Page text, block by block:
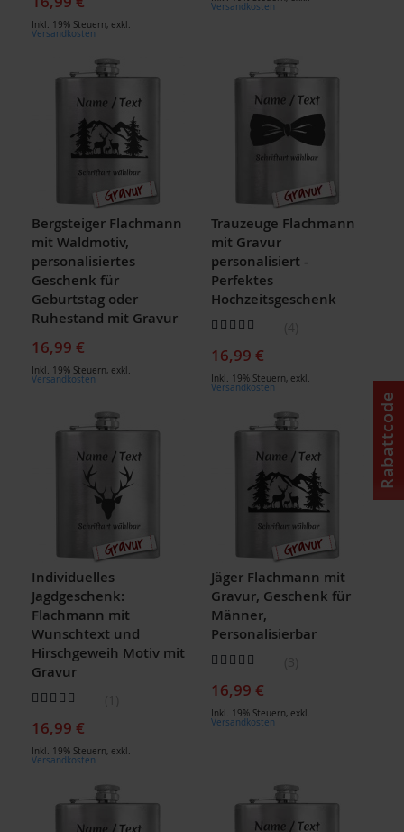
Inkl. 19% Steuern, exkl.
Versandkosten
Versandkosten
Bergsteiger Flachmann
mit Waldmotiv,
personalisiertes
Geschenk für
Geburtstag oder
Ruhestand mit Gravur
16,99 €
Inkl. 19% Steuern, exkl.
Versandkosten
Trauzeuge Flachmann
mit Gravur
personalisiert -
Perfektes
Hochzeitsgeschenk
Bewertung:
16,99 €
Inkl. 19% Steuern, exkl.
Versandkosten
Individuelles
Jagdgeschenk:
Flachmann mit
Wunschtext und
Hirschgeweih Motiv mit
Gravur
Bewertung:
16,99 €
Inkl. 19% Steuern, exkl.
Versandkosten
Jäger Flachmann mit
Gravur, Geschenk für
Männer,
Personalisierbar
Bewertung:
16,99 €
Inkl. 19% Steuern, exkl.
Versandkosten
Rabattcode